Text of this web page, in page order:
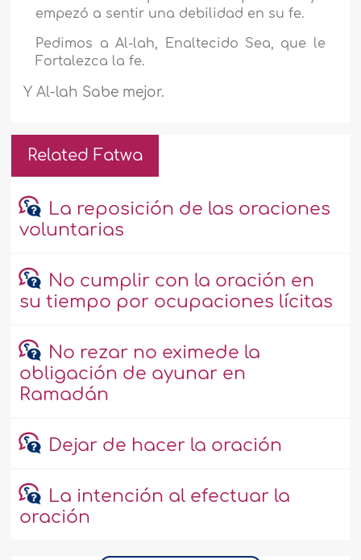
empezó a sentir una debilidad en su fe.
Pedimos a Al-lah, Enaltecido Sea, que le
Fortalezca la fe.
Y Al-lah Sabe mejor.
Related Fatwa
La reposición de las oraciones
voluntarias
No cumplir con la oración en
su tiempo por ocupaciones lícitas
No rezar no eximede la
obligación de ayunar en
Ramadán
Dejar de hacer la oración
La intención al efectuar la
oración